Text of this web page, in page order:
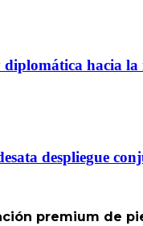
hacia la
despliegue
premium de